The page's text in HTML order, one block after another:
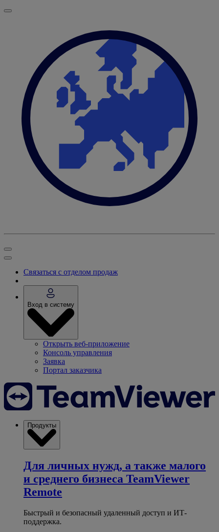
Связаться с отделом продаж
Вход в систему
Открыть веб-приложение
Консоль управления
Заявка
Портал заказчика
Продукты
Для личных нужд, а также малого
и среднего бизнеса TeamViewer
Remote
Быстрый и безопасный удаленный доступ и ИТ-
поддержка.